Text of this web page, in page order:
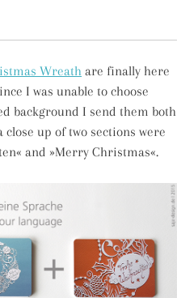
Wreath are finally here
I was unable to choose
background I send them both
up of two sections were
and »Merry Christmas«.